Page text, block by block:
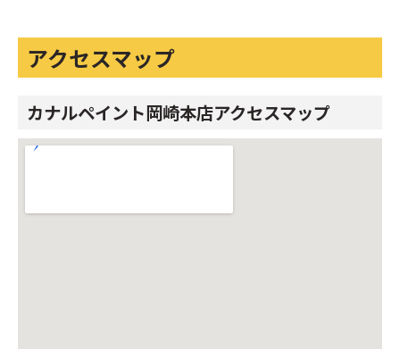
アクセスマップ
カナルペイント岡崎本店アクセスマップ